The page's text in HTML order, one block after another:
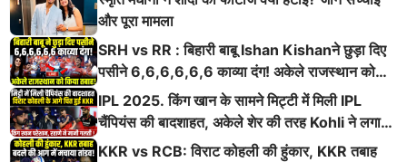
और पूरा मामला
SRH vs RR : बिहारी बाबू Ishan Kishanने छुड़ा दिए
पसीने 6,6,6,6,6,6 काव्या दंग! अकेले राजस्थान को
किया तबाह!
IPL 2025. किंग खान के सामने मिट्टी में मिली IPL
चैंपियंस की बादशाहत, अकेले शेर की तरह Kohli ने लगाई
ऐसी दहाड़
KKR vs RCB: विराट कोहली की हुंकार, KKR तबाह